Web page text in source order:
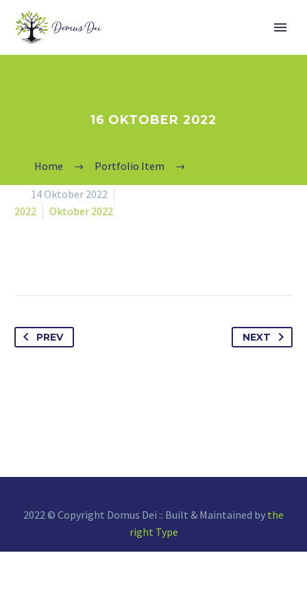
16 OKTOBER 2022
Home Portfolio Item
14 Oktober 2022
2022
Oktober 2022
PREV NEXT
2022 © Copyright Domus Dei :: Built & Maintained by the
right Type